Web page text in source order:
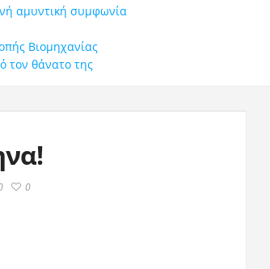
αμυντική συμφωνία
Βιομηχανίας
τον θάνατο της
0